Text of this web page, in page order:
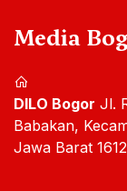
Media
DILO Bogor Jl.
Babakan,
Jawa Barat